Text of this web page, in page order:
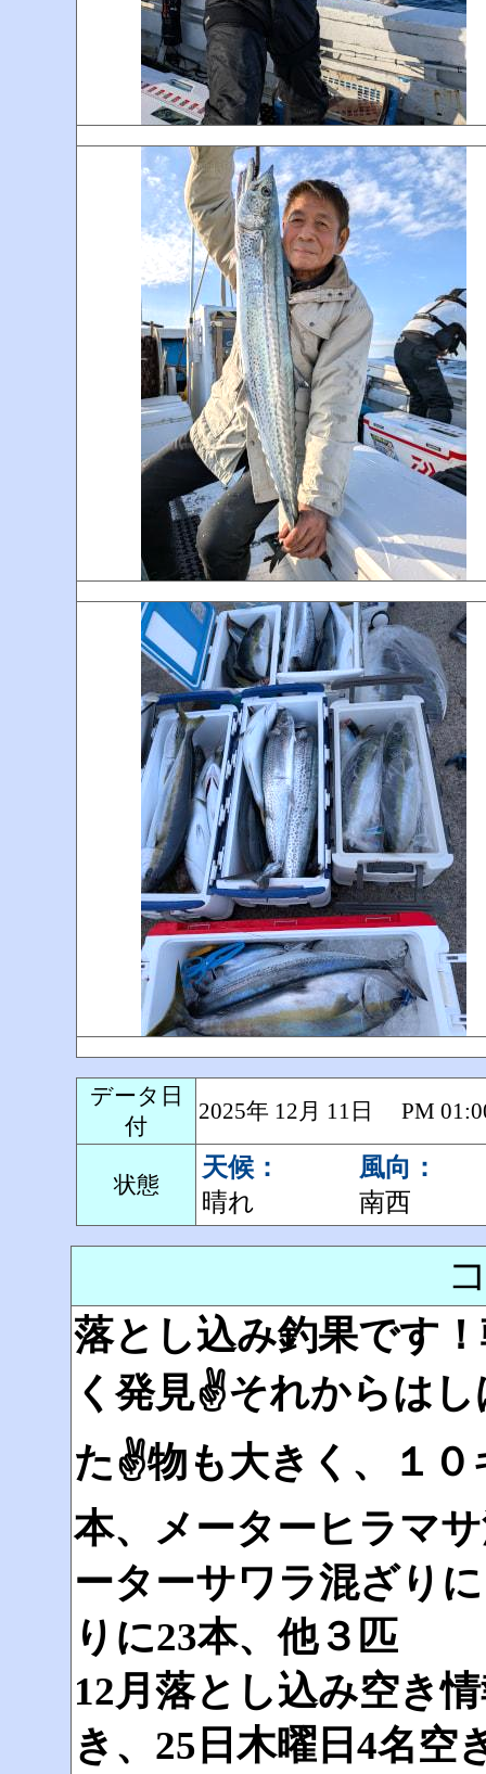
データ日
付
2025年 12月 11日 PM
状態
天候：
晴れ
風向：
南西
落とし込み釣果です
く発見✌それからは
た✌物も大きく、１
本、メーターヒラマ
ーターサワラ混ざり
りに23本、他３匹
12月落とし込み空き
き、25日木曜日4名空